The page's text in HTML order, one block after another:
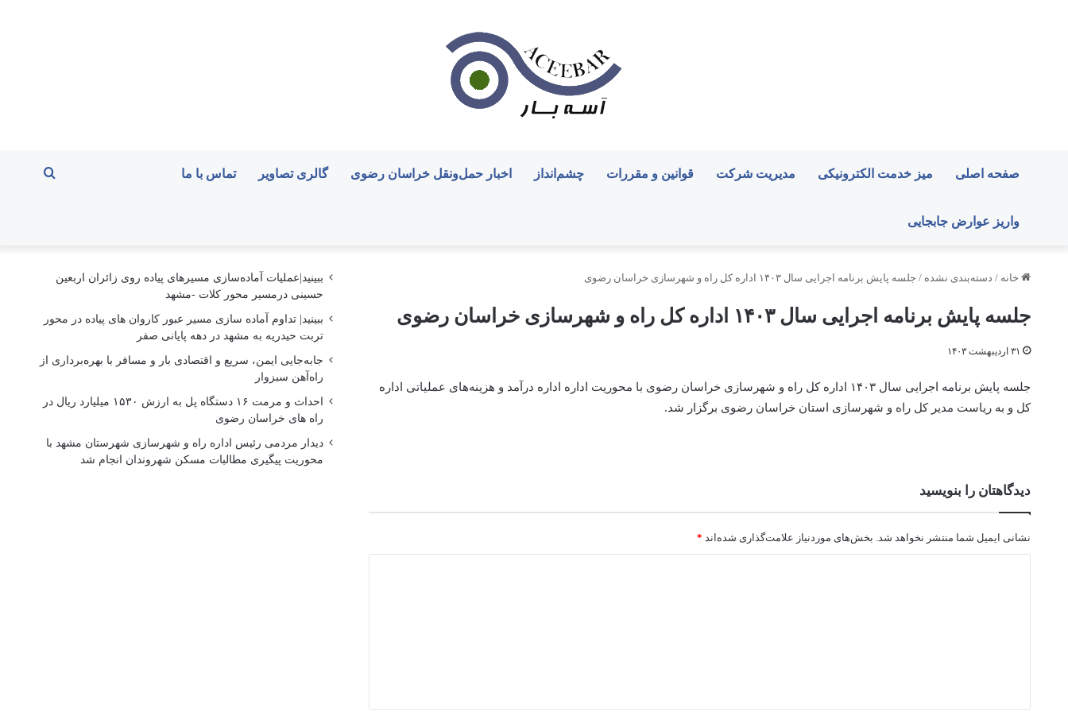
صفحه اصلی میز خدمت الکترونیکی مدیریت شرکت قوانین و مقررات چشم‌انداز اخبار حمل‌ونقل خراسان رضوی گالری تصاویر تماس با ما
واریز عوارض جابجایی
جستجو
خانه / دسته‌بندی نشده / جلسه پایش برنامه اجرایی سال ۱۴۰۳ اداره کل راه و شهرسازی خراسان رضوی
جلسه پایش برنامه اجرایی سال ۱۴۰۳ اداره کل راه و شهرسازی خراسان رضوی
۳۱ اردیبهشت ۱۴۰۳
جلسه پایش برنامه اجرایی سال ۱۴۰۳ اداره کل راه و شهرسازی خراسان رضوی با محوریت اداره اداره درآمد و هزینه‌های عملیاتی اداره
کل و به ریاست مدیر کل راه و شهرسازی استان خراسان رضوی برگزار شد.
دیدگاهتان را بنویسید
نشانی ایمیل شما منتشر نخواهد شد. بخش‌های موردنیاز علامت‌گذاری شده‌اند *
*
ببینید|عملیات آماده‌سازی مسیرهای پیاده روی زائران اربعین
حسینی درمسیر محور کلات -مشهد
ببینید| تداوم آماده سازی مسیر عبور کاروان های پیاده در محور
تربت حیدریه به مشهد در دهه پایانی صفر
جابه‌جایی ایمن، سریع و اقتصادی بار و مسافر با بهره‌برداری از
راه‌آهن سبزوار
احداث و مرمت ۱۶ دستگاه پل به ارزش ۱۵۳۰ میلیارد ریال در
راه های خراسان رضوی
دیدار مردمی رئیس اداره راه و شهرسازی شهرستان مشهد با
محوریت پیگیری مطالبات مسکن شهروندان انجام شد